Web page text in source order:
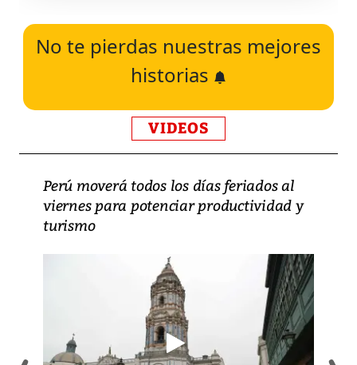
No te pierdas nuestras mejores
historias
VIDEOS
Perú moverá todos los días feriados al
viernes para potenciar productividad y
turismo